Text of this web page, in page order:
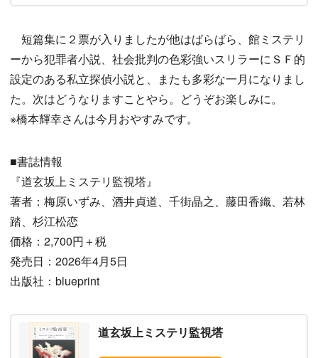
短篇集に２票が入りましたが他はばらばら、館ミステリ
ーから犯罪者小説、社会批判の色彩強いスリラーにＳＦ的
設定のある私立探偵小説と、またも多彩な一月になりまし
た。次はどうなりますことやら。どうぞお楽しみに。
※橋本輝幸さんは今月おやすみです。
■書誌情報
『道玄坂上ミステリ監視塔』
著者：梅原いずみ、酒井貞道、千街晶之、藤田香織、若林
踏、杉江松恋
価格：2,700円＋税
発売日：2026年4月5日
出版社：blueprint
道玄坂上ミステリ監視塔